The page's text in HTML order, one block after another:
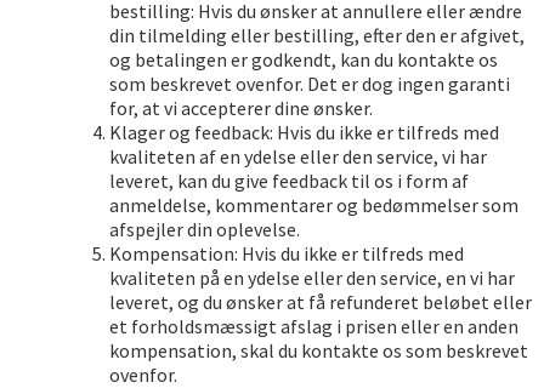
bestilling: Hvis du ønsker at annullere eller ændre
din tilmelding eller bestilling, efter den er afgivet,
og betalingen er godkendt, kan du kontakte os
som beskrevet ovenfor. Det er dog ingen garanti
for, at vi accepterer dine ønsker.
Klager og feedback: Hvis du ikke er tilfreds med
kvaliteten af en ydelse eller den service, vi har
leveret, kan du give feedback til os i form af
anmeldelse, kommentarer og bedømmelser som
afspejler din oplevelse.
Kompensation: Hvis du ikke er tilfreds med
kvaliteten på en ydelse eller den service, en vi har
leveret, og du ønsker at få refunderet beløbet eller
et forholdsmæssigt afslag i prisen eller en anden
kompensation, skal du kontakte os som beskrevet
ovenfor.